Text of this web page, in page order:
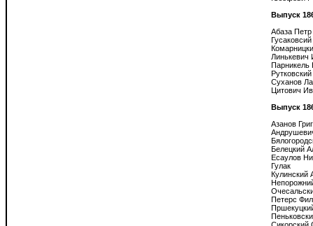
Выпуск
Абаза Петр
Линькевич
Парникель
Суханов
Цитович
Выпуск
Азанов
Белецкий
Есаулов
Гулак
Кулинский
Петерс